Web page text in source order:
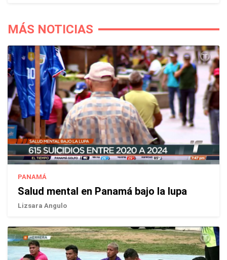
MÁS NOTICIAS
PANAMÁ
Salud mental en Panamá bajo la lupa
Lizsara Angulo